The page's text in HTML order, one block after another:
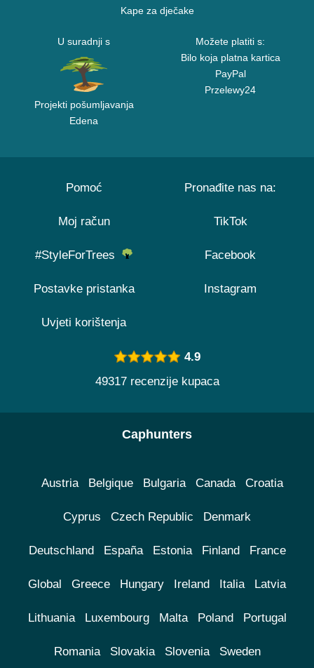
Kape za dječake
U suradnji s
Projekti pošumljavanja
Edena
Možete platiti s:
Bilo koja platna kartica
PayPal
Przelewy24
Pomoć
Moj račun
#StyleForTrees
Postavke pristanka
Uvjeti korištenja
Pronađite nas na:
TikTok
Facebook
Instagram
4.9
49317 recenzije kupaca
Caphunters
Austria Belgique Bulgaria Canada Croatia
Cyprus Czech Republic Denmark
Deutschland España Estonia Finland France
Global Greece Hungary Ireland Italia Latvia
Lithuania Luxembourg Malta Poland Portugal
Romania Slovakia Slovenia Sweden